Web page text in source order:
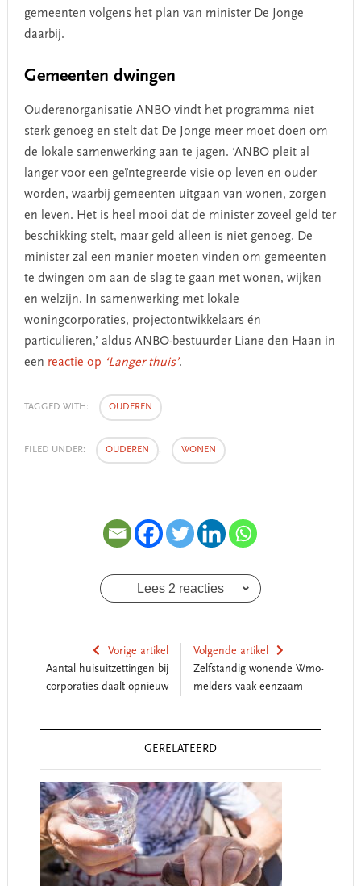
gemeenten volgens het plan van minister De Jonge
daarbij.
Gemeenten dwingen
Ouderenorganisatie ANBO vindt het programma niet
sterk genoeg en stelt dat De Jonge meer moet doen om
de lokale samenwerking aan te jagen. ‘ANBO pleit al
langer voor een geïntegreerde visie op leven en ouder
worden, waarbij gemeenten uitgaan van wonen, zorgen
en leven. Het is heel mooi dat de minister zoveel geld ter
beschikking stelt, maar geld alleen is niet genoeg. De
minister zal een manier moeten vinden om gemeenten
te dwingen om aan de slag te gaan met wonen, wijken
en welzijn. In samenwerking met lokale
woningcorporaties, projectontwikkelaars én
particulieren,’ aldus ANBO-bestuurder Liane den Haan in
een reactie op ‘Langer thuis’.
TAGGED WITH: OUDEREN
FILED UNDER: OUDEREN , WONEN
Lees 2 reacties
Vorige artikel
Aantal huisuitzettingen bij
corporaties daalt opnieuw
Volgende artikel
Zelfstandig wonende Wmo-
melders vaak eenzaam
GERELATEERD